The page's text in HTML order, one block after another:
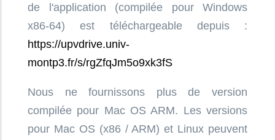
de l'application (compilée pour Windows
x86-64) est téléchargeable depuis :
https://upvdrive.univ-
montp3.fr/s/rgZfqJm5o9xk3fS
Nous ne fournissons plus de version
compilée pour Mac OS ARM. Les versions
pour Mac OS (x86 / ARM) et Linux peuvent